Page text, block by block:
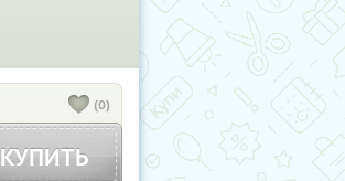
(0)
КУПИТЬ